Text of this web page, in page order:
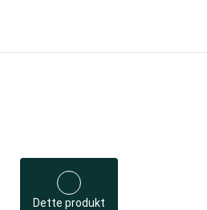
Dette produkt